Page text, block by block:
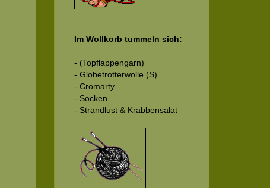
Im Wollkorb tummeln sich:
- (Topflappengarn)
- Globetrotterwolle (S)
- Cromarty
- Socken
- Strandlust & Krabbensalat